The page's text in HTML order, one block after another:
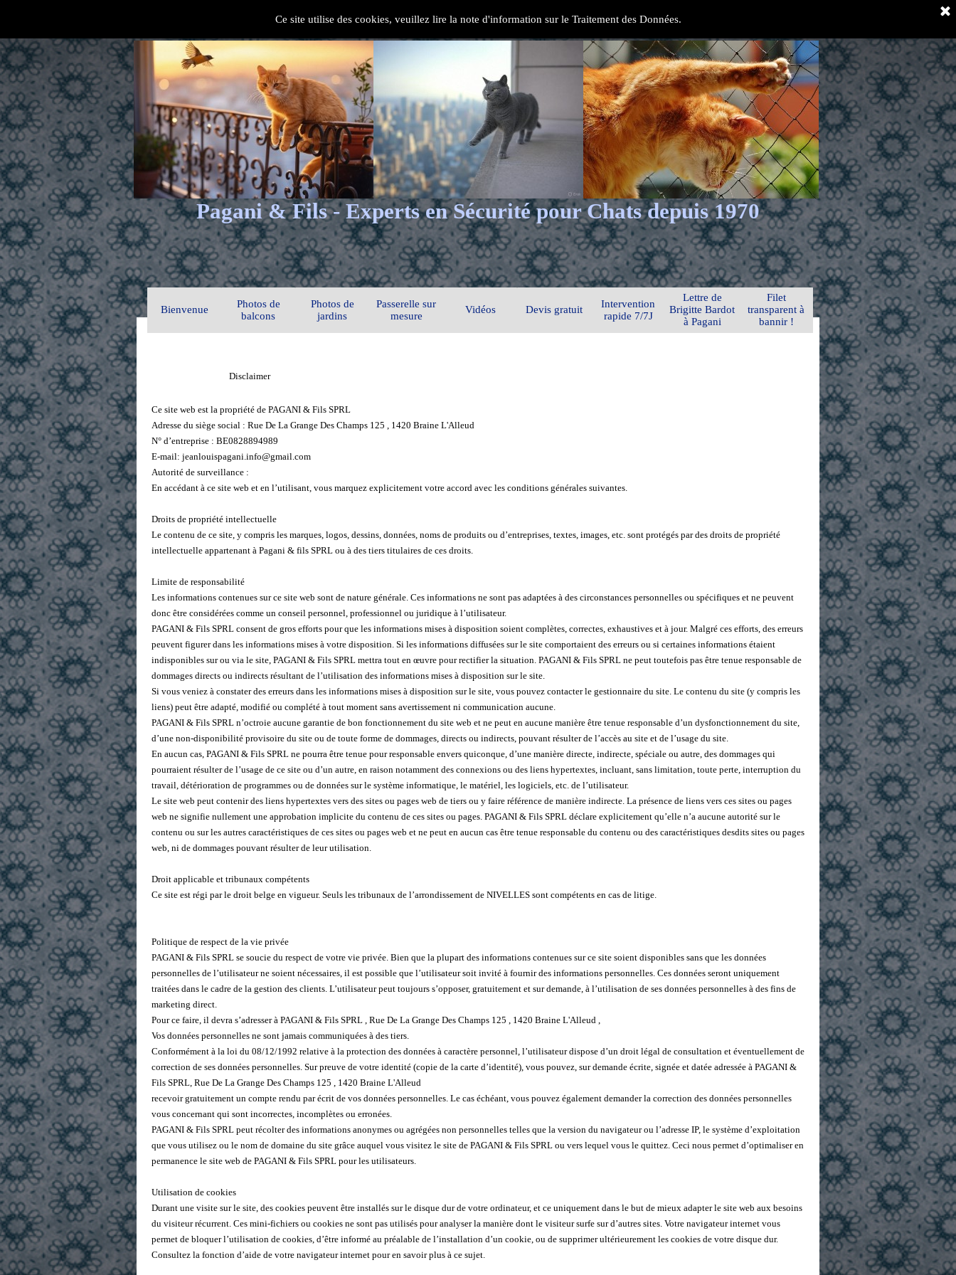
Ce site utilise des cookies, veuillez lire la note d'information sur le Traitement des Données.
Pagani & Fils - Experts en Sécurité pour Chats depuis 1970
Bienvenue
Photos de
balcons
Photos de
jardins
Passerelle sur
mesure
Vidéos Devis gratuit
Intervention
rapide 7/7J
Lettre de
Brigitte Bardot
à Pagani
Filet
transparent à
bannir !
Disclaimer
Ce site web est la propriété de PAGANI & Fils SPRL
Adresse du siège social : Rue De La Grange Des Champs 125 , 1420 Braine L'Alleud
N° d’entreprise : BE0828894989
E-mail: jeanlouispagani.info@gmail.com
Autorité de surveillance :
En accédant à ce site web et en l’utilisant, vous marquez explicitement votre accord avec les conditions générales suivantes.
Droits de propriété intellectuelle
Le contenu de ce site, y compris les marques, logos, dessins, données, noms de produits ou d’entreprises, textes, images, etc. sont protégés par des droits de propriété
intellectuelle appartenant à Pagani & fils SPRL ou à des tiers titulaires de ces droits.
Limite de responsabilité
Les informations contenues sur ce site web sont de nature générale. Ces informations ne sont pas adaptées à des circonstances personnelles ou spécifiques et ne peuvent
donc être considérées comme un conseil personnel, professionnel ou juridique à l’utilisateur.
PAGANI & Fils SPRL consent de gros efforts pour que les informations mises à disposition soient complètes, correctes, exhaustives et à jour. Malgré ces efforts, des erreurs
peuvent figurer dans les informations mises à votre disposition. Si les informations diffusées sur le site comportaient des erreurs ou si certaines informations étaient
indisponibles sur ou via le site, PAGANI & Fils SPRL mettra tout en œuvre pour rectifier la situation. PAGANI & Fils SPRL ne peut toutefois pas être tenue responsable de
dommages directs ou indirects résultant de l’utilisation des informations mises à disposition sur le site.
Si vous veniez à constater des erreurs dans les informations mises à disposition sur le site, vous pouvez contacter le gestionnaire du site. Le contenu du site (y compris les
liens) peut être adapté, modifié ou complété à tout moment sans avertissement ni communication aucune.
PAGANI & Fils SPRL n’octroie aucune garantie de bon fonctionnement du site web et ne peut en aucune manière être tenue responsable d’un dysfonctionnement du site,
d’une non-disponibilité provisoire du site ou de toute forme de dommages, directs ou indirects, pouvant résulter de l’accès au site et de l’usage du site.
En aucun cas, PAGANI & Fils SPRL ne pourra être tenue pour responsable envers quiconque, d’une manière directe, indirecte, spéciale ou autre, des dommages qui
pourraient résulter de l’usage de ce site ou d’un autre, en raison notamment des connexions ou des liens hypertextes, incluant, sans limitation, toute perte, interruption du
travail, détérioration de programmes ou de données sur le système informatique, le matériel, les logiciels, etc. de l’utilisateur.
Le site web peut contenir des liens hypertextes vers des sites ou pages web de tiers ou y faire référence de manière indirecte. La présence de liens vers ces sites ou pages
web ne signifie nullement une approbation implicite du contenu de ces sites ou pages. PAGANI & Fils SPRL déclare explicitement qu’elle n’a aucune autorité sur le
contenu ou sur les autres caractéristiques de ces sites ou pages web et ne peut en aucun cas être tenue responsable du contenu ou des caractéristiques desdits sites ou pages
web, ni de dommages pouvant résulter de leur utilisation.
Droit applicable et tribunaux compétents
Ce site est régi par le droit belge en vigueur. Seuls les tribunaux de l’arrondissement de NIVELLES sont compétents en cas de litige.
Politique de respect de la vie privée
PAGANI & Fils SPRL se soucie du respect de votre vie privée. Bien que la plupart des informations contenues sur ce site soient disponibles sans que les données
personnelles de l’utilisateur ne soient nécessaires, il est possible que l’utilisateur soit invité à fournir des informations personnelles. Ces données seront uniquement
traitées dans le cadre de la gestion des clients. L’utilisateur peut toujours s’opposer, gratuitement et sur demande, à l’utilisation de ses données personnelles à des fins de
marketing direct.
Pour ce faire, il devra s’adresser à PAGANI & Fils SPRL , Rue De La Grange Des Champs 125 , 1420 Braine L'Alleud ,
Vos données personnelles ne sont jamais communiquées à des tiers.
Conformément à la loi du 08/12/1992 relative à la protection des données à caractère personnel, l’utilisateur dispose d’un droit légal de consultation et éventuellement de
correction de ses données personnelles. Sur preuve de votre identité (copie de la carte d’identité), vous pouvez, sur demande écrite, signée et datée adressée à PAGANI &
Fils SPRL, Rue De La Grange Des Champs 125 , 1420 Braine L'Alleud
recevoir gratuitement un compte rendu par écrit de vos données personnelles. Le cas échéant, vous pouvez également demander la correction des données personnelles
vous concernant qui sont incorrectes, incomplètes ou erronées.
PAGANI & Fils SPRL peut récolter des informations anonymes ou agrégées non personnelles telles que la version du navigateur ou l’adresse IP, le système d’exploitation
que vous utilisez ou le nom de domaine du site grâce auquel vous visitez le site de PAGANI & Fils SPRL ou vers lequel vous le quittez. Ceci nous permet d’optimaliser en
permanence le site web de PAGANI & Fils SPRL pour les utilisateurs.
Utilisation de cookies
Durant une visite sur le site, des cookies peuvent être installés sur le disque dur de votre ordinateur, et ce uniquement dans le but de mieux adapter le site web aux besoins
du visiteur récurrent. Ces mini-fichiers ou cookies ne sont pas utilisés pour analyser la manière dont le visiteur surfe sur d’autres sites. Votre navigateur internet vous
permet de bloquer l’utilisation de cookies, d’être informé au préalable de l’installation d’un cookie, ou de supprimer ultérieurement les cookies de votre disque dur.
Consultez la fonction d’aide de votre navigateur internet pour en savoir plus à ce sujet.